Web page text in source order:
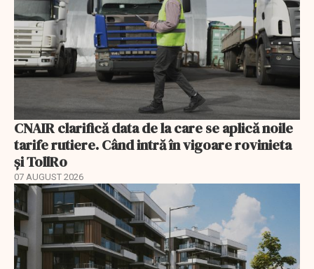
CNAIR clarifică data de la care se aplică noile
tarife rutiere. Când intră în vigoare rovinieta
și TollRo
07 AUGUST 2026